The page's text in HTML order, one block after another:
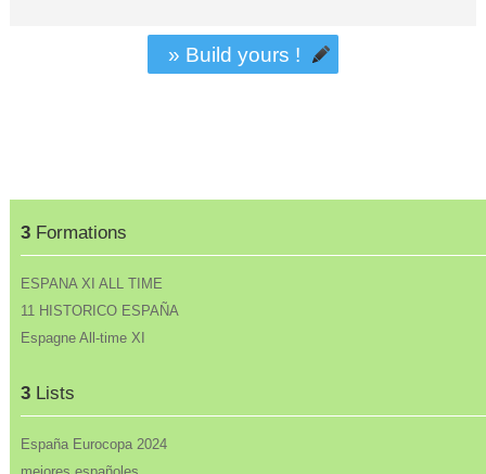
3Formations
ESPANA XI ALL TIME
11 HISTORICO ESPAÑA
Espagne All-time XI
3Lists
España Eurocopa 2024
» Build yours !